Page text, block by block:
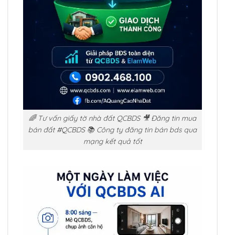
🌈 Tư vấn giấy tờ nhà đất QCBDS 🎥 Đăng tin mua
bán đất #QCBDS 📚 Công ty đăng tin bán bds qua
mạng kết quả tốt